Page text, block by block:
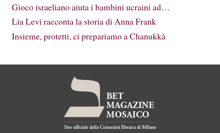
Gioco israeliano aiuta i bambini ucraini ad…
Lia Levi racconta la storia di Anna Frank
Insieme, protetti, ci prepariamo a Chanukkà